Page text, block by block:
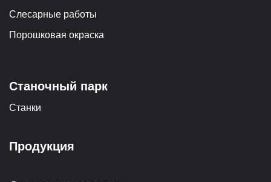
Слесарные работы
Порошковая окраска
Станочный парк
Станки
Продукция